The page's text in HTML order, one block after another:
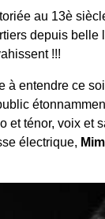
au 13è
depuis
!!!
à entendre ce
et ténor, voix et
électrique,